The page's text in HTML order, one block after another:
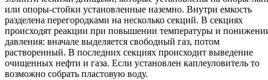
или опоры-стойки установленные наземно. Внутри емкость
разделена перегородками на несколько секций. В секциях
происходят реакции при повышении температуры и
давления: вначале выделяется свободный газ, потом
растворенный. В последних секциях происходит выведение
очищенных нефти и газа. Если установлен каплеуловитель то
возможно собрать пластовую воду.